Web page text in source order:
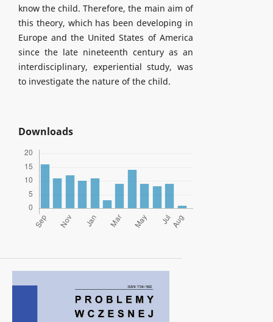
know the child. Therefore, the main aim of
this theory, which has been developing in
Europe and the United States of America
since the late nineteenth century as an
interdisciplinary, experiential study, was
to investigate the nature of the child.
Downloads